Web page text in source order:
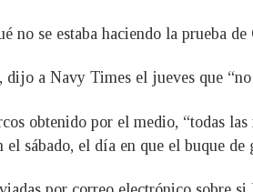
no se estaba haciendo la prueba
a Navy Times el jueves que
obtenido por el medio, “todas
el sábado, el día en que el buque